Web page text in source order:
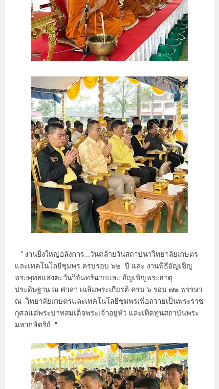
" งานยิ่งใหญ่อลังการ...วันคล้ายวันสถาปนาวิทยาลัยเกษตร
และเทคโนโลยีชุมพร ครบรอบ ๖๒ ปี และ งานพิธีอัญเชิญ
พระพุทธแสงตะวันวิจันทร์ฉายและ อัญเชิญพระธาตุ
ประดิษฐาน ณ ศาลา เฉลิมพระเกียรติ ครบ ๖ รอบ ๗๒ พรรษา
ณ วิทยาลัยเกษตรและเทคโนโลยีชุมพรเพื่อถวายเป็นพระราช
กุศลแด่พระบาทสมเด็จพระเจ้าอยู่หัว และเทิดทูนสถาบันพระ
มหากษัตริย์ "